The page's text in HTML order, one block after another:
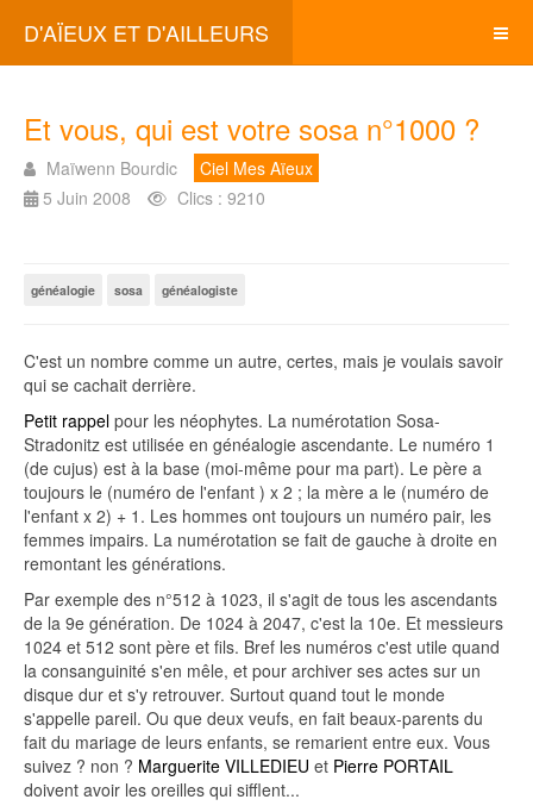
D'AÏEUX ET D'AILLEURS
Et vous, qui est votre sosa n°1000 ?
Maïwenn Bourdic
Ciel Mes Aïeux
5 Juin 2008
Clics : 9210
généalogie sosa généalogiste
C'est un nombre comme un autre, certes, mais je voulais savoir
qui se cachait derrière.
Petit rappel pour les néophytes. La numérotation Sosa-
Stradonitz est utilisée en généalogie ascendante. Le numéro 1
(de cujus) est à la base (moi-même pour ma part). Le père a
toujours le (numéro de l'enfant ) x 2 ; la mère a le (numéro de
l'enfant x 2) + 1. Les hommes ont toujours un numéro pair, les
femmes impairs. La numérotation se fait de gauche à droite en
remontant les générations.
Par exemple des n°512 à 1023, il s'agit de tous les ascendants
de la 9e génération. De 1024 à 2047, c'est la 10e. Et messieurs
1024 et 512 sont père et fils. Bref les numéros c'est utile quand
la consanguinité s'en mêle, et pour archiver ses actes sur un
disque dur et s'y retrouver. Surtout quand tout le monde
s'appelle pareil. Ou que deux veufs, en fait beaux-parents du
fait du mariage de leurs enfants, se remarient entre eux. Vous
suivez ? non ? Marguerite VILLEDIEU et Pierre PORTAIL
doivent avoir les oreilles qui sifflent...